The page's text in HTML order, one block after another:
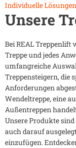
Individuelle
Unsere
Bei REAL Treppenlift
Treppe und jedes
umfangreiche
Treppensteigern, die
Anforderungen
Wendeltreppe, eine
Außentreppen
Unsere Produkte
auch darauf
einzufügen.